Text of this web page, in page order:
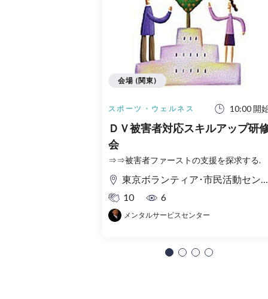
スポーツ・ウェルネス 10:00 開
ＤＶ被害者対応スキルアップ研
会
⇒⇒被害者ファーストの支援を探求する.
東京ボランティア･市民活動センター
10
6
メンタルサービスセンター
会場 (関東)